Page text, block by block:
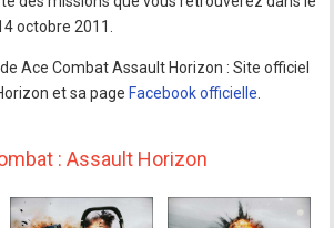
octobre 2011.
Ace Combat Assault Horizon : Site officiel
et sa page Facebook officielle
: Assault Horizon